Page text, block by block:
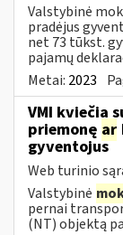
Valstybinė
pradėjus
net 73 tūkst.
pajamų
Metai: 2023
VMI kviečia
priemonę ar
gyventojus
Web turinio
Valstybinė
pernai
(NT) objektą